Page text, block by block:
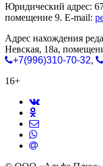
Юридический адрес:
помещение 9. E-mail:
Адрес нахождения
Невская, 18а,
+7(996)310-70-32,
16+